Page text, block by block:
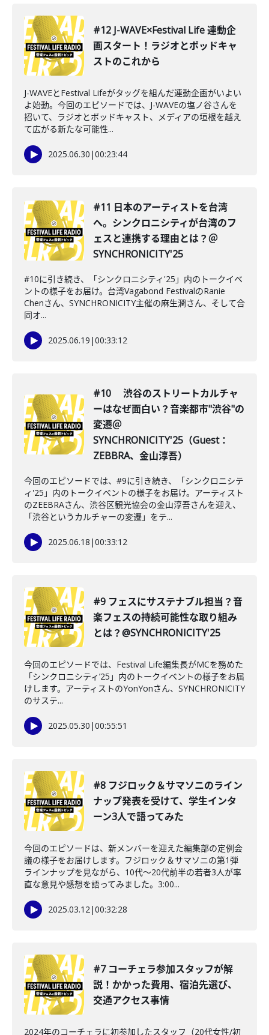
#12 J-WAVE×Festival Life 連動企
画スタート！ラジオとポッドキャ
ストのこれから
J-WAVEとFestival Lifeがタッグを組んだ連動企画がいよい
よ始動。今回のエピソードでは、J-WAVEの塩ノ谷さんを
招いて、ラジオとポッドキャスト、メディアの垣根を越え
て広がる新たな可能性...
2025.06.30 |00:23:44
#11 日本のアーティストを台湾
へ。シンクロニシティが台湾のフ
ェスと連携する理由とは？＠
SYNCHRONICITY'25
#10に引き続き、「シンクロニシティ'25」内のトークイベ
ントの様子をお届け。台湾Vagabond FestivalのRanie
Chenさん、SYNCHRONICITY主催の麻生潤さん、そして合
同オ...
2025.06.19 |00:33:12
#10 渋谷のストリートカルチャ
ーはなぜ面白い？音楽都市"渋谷"の
変遷＠
SYNCHRONICITY'25（Guest：
ZEBBRA、金山淳吾）
今回のエピソードでは、#9に引き続き、「シンクロニシテ
ィ'25」内のトークイベントの様子をお届け。アーティスト
のZEEBRAさん、渋谷区観光協会の金山淳吾さんを迎え、
「渋谷というカルチャーの変遷」をテ...
2025.06.18 |00:33:12
#9 フェスにサステナブル担当？音
楽フェスの持続可能性な取り組み
とは？@SYNCHRONICITY'25
今回のエピソードでは、Festival Life編集長がMCを務めた
「シンクロニシティ’25」内のトークイベントの様子をお届
けします。アーティストのYonYonさん、SYNCHRONICITY
のサステ...
2025.05.30 |00:55:51
#8 フジロック＆サマソニのライン
ナップ発表を受けて、学生インタ
ーン3人で語ってみた
今回のエピソードは、新メンバーを迎えた編集部の定例会
議の様子をお届けします。フジロック＆サマソニの第1弾
ラインナップを見ながら、10代〜20代前半の若者3人が率
直な意見や感想を語ってみました。3:00...
2025.03.12|00:32:28
#7 コーチェラ参加スタッフが解
説！かかった費用、宿泊先選び、
交通アクセス事情
2024年のコーチェラに初参加したスタッフ（20代女性/初